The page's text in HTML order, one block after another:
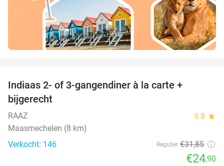
Indiaas 2- of 3-gangendiner à la carte +
bijgerecht
RAAZ 9.8 star
Maasmechelen (8 km)
Verkocht: 146
Regulier €31,85
€24,90